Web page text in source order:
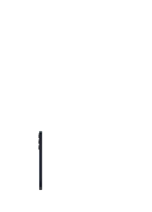
thumbnails. Selecting a thumbnail will